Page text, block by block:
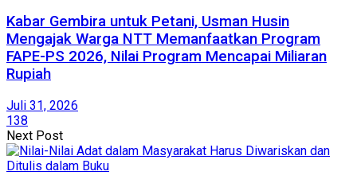
Kabar Gembira untuk Petani, Usman Husin
Mengajak Warga NTT Memanfaatkan Program
FAPE-PS 2026, Nilai Program Mencapai Miliaran
Rupiah
Juli 31, 2026
138
Next Post